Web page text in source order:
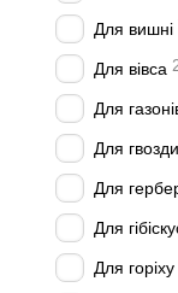
Для вишні
Для вівса
Для
Для
Для
Для
Для горіху